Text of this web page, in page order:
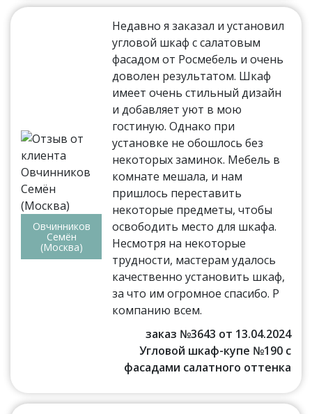
Овчинников
Семён
(Москва)
Недавно я заказал и установил
угловой шкаф с салатовым
фасадом от Росмебель и очень
доволен результатом. Шкаф
имеет очень стильный дизайн
и добавляет уют в мою
гостиную. Однако при
установке не обошлось без
некоторых заминок. Мебель в
комнате мешала, и нам
пришлось переставить
некоторые предметы, чтобы
освободить место для шкафа.
Несмотря на некоторые
трудности, мастерам удалось
качественно установить шкаф,
за что им огромное спасибо. Р
компанию всем.
заказ №3643 от 13.04.2024
Угловой шкаф-купе №190 с
фасадами салатного оттенка